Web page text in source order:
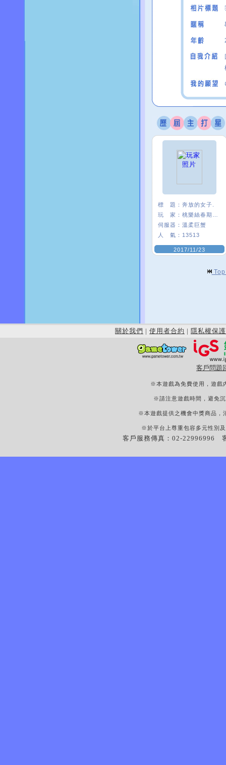
標 題： 奔放的女子.
玩 家：
伺服器： 溫柔巨蟹
人 氣： 13513
2017/11/23
關於我們 | 使用者合約 | 隱私權保護
客戶問題
※本遊戲為免費使用，遊戲
※請注意遊戲時間，避免
※本遊戲提供之機會中獎商品，
※於平台上尊重包容多元性別
客戶服務傳真：02-22996996